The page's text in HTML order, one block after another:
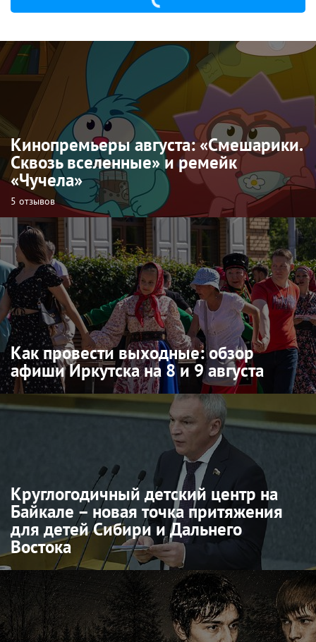
Кинопремьеры августа: «Смешарики.
Сквозь вселенные» и ремейк
«Чучела»
5 отзывов
Как провести выходные: обзор
афиши Иркутска на 8 и 9 августа
Круглогодичный детский центр на
Байкале – новая точка притяжения
для детей Сибири и Дальнего
Востока